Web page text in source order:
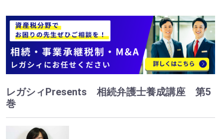
レガシィPresents 相続弁護士養成講座 第5
巻